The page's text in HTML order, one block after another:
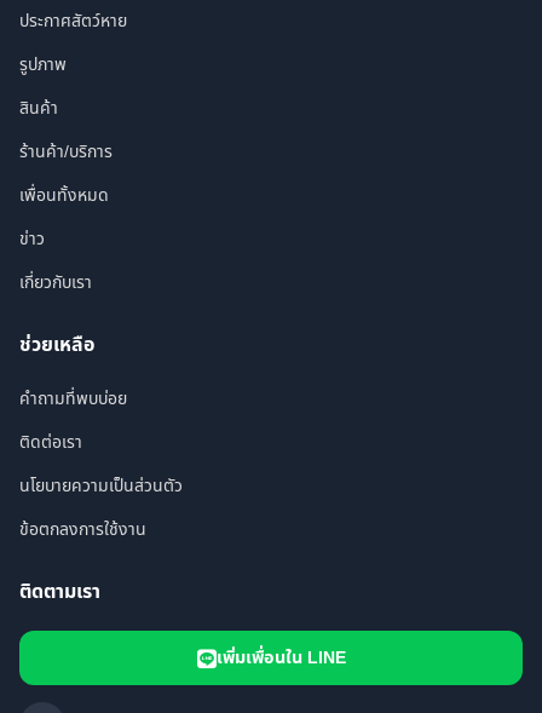
ประกาศสัตว์หาย
รูปภาพ
สินค้า
ร้านค้า/บริการ
เพื่อนทั้งหมด
ข่าว
เกี่ยวกับเรา
ช่วยเหลือ
คำถามที่พบบ่อย
ติดต่อเรา
นโยบายความเป็นส่วนตัว
ข้อตกลงการใช้งาน
ติดตามเรา
เพิ่มเพื่อนใน LINE